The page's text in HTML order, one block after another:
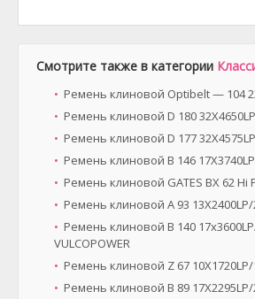
Смотрите также в категории
Ремень клиновой Optibelt — 104
Ремень клиновой D 180
Ремень клиновой D 177
Ремень клиновой B 146
Ремень клиновой GATES BX 62 Hi
Ремень клиновой A 93 13X2400LP/
Ремень клиновой B 140
VULCOPOWER
Ремень клиновой Z 67 10X1720LP/
Ремень клиновой B 89